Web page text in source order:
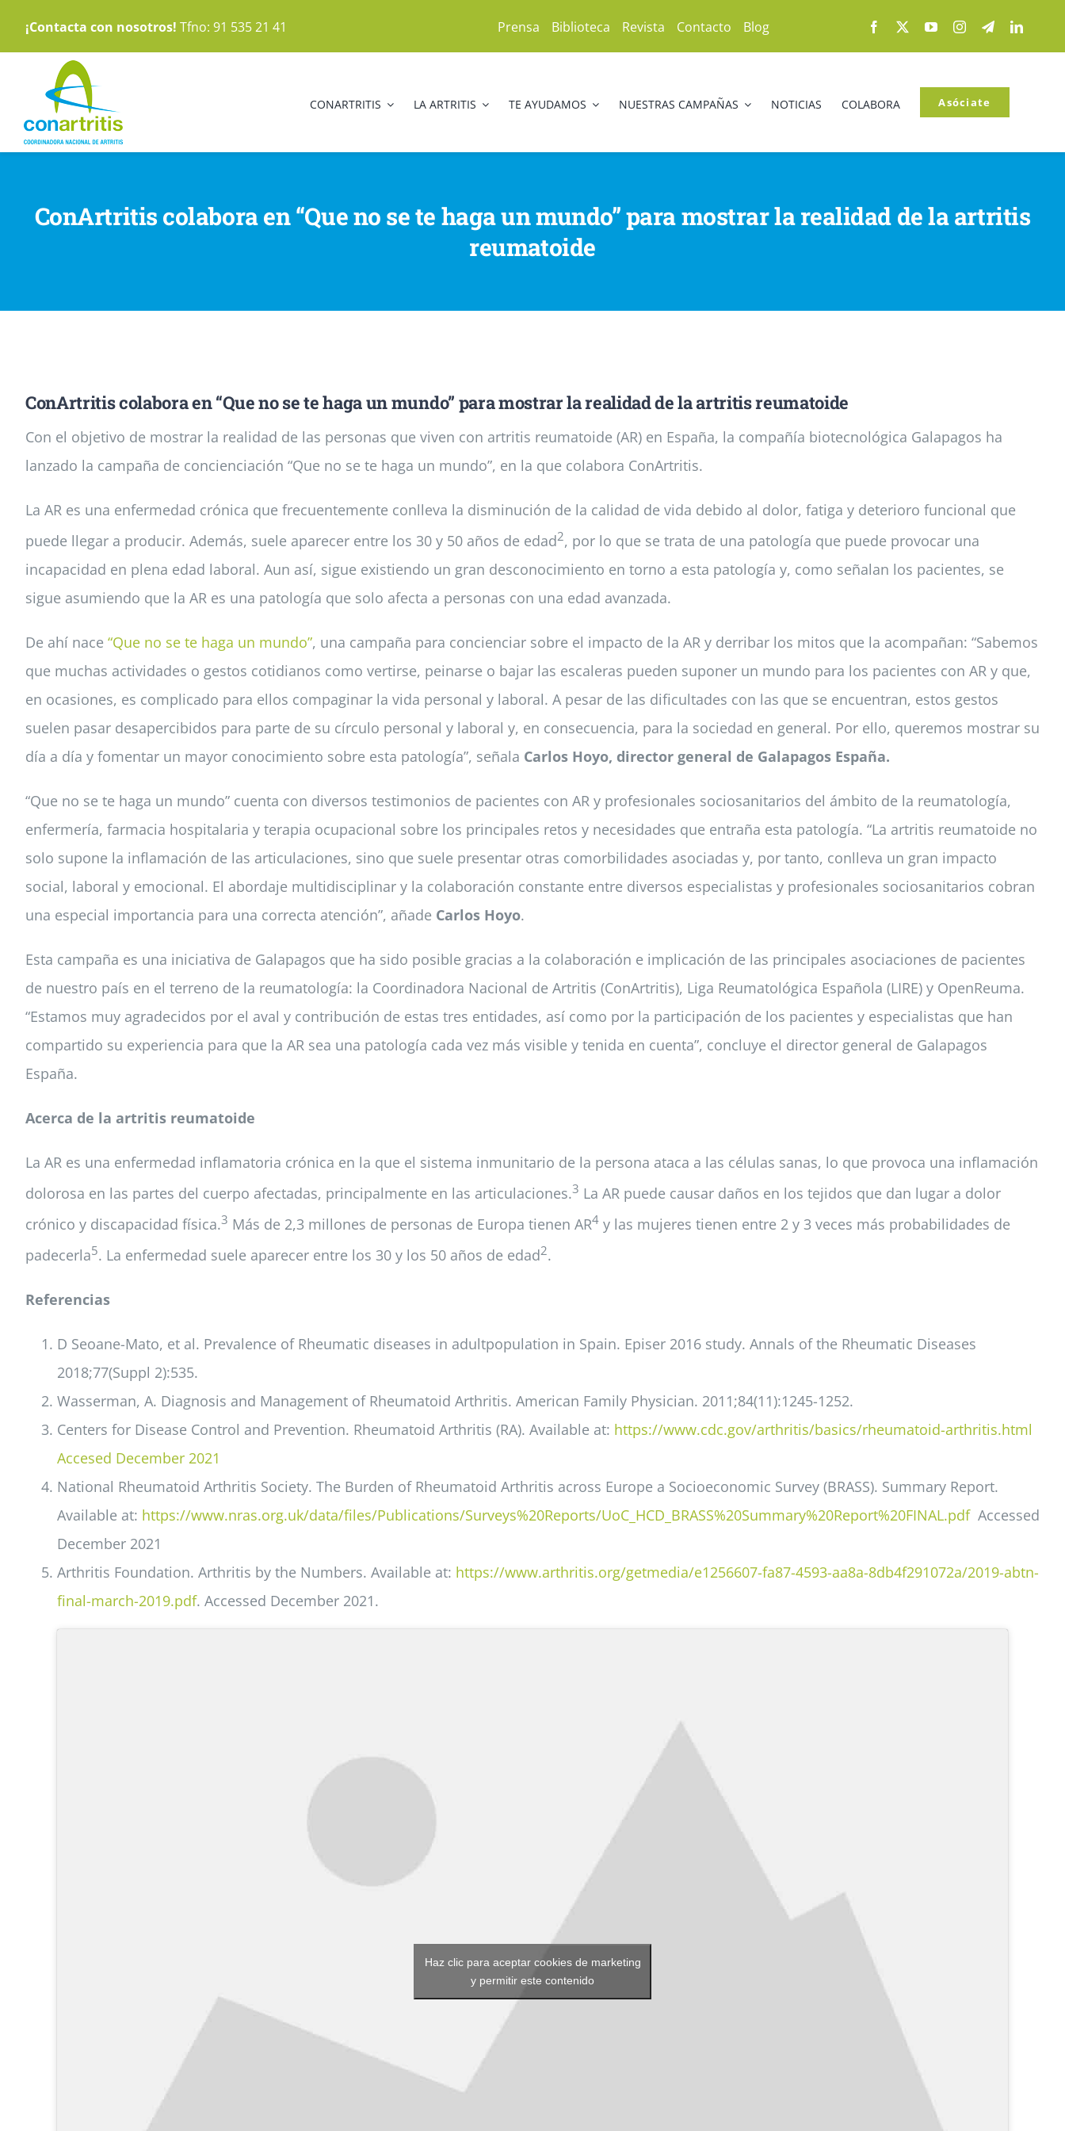
contenido
¡Contacta con nosotros! Tfno: 91 535 21 41 Prensa Biblioteca Revista Contacto Blog
CONARTRITIS LA ARTRITIS TE AYUDAMOS NUESTRAS CAMPAÑAS NOTICIAS COLABORA Asóciate
ConArtritis colabora en “Que no se te haga un mundo” para mostrar la realidad de la artritis
reumatoide
ConArtritis colabora en “Que no se te haga un mundo” para mostrar la realidad de la artritis reumatoide
Con el objetivo de mostrar la realidad de las personas que viven con artritis reumatoide (AR) en España, la compañía biotecnológica Galapagos ha
lanzado la campaña de concienciación “Que no se te haga un mundo”, en la que colabora ConArtritis.
La AR es una enfermedad crónica que frecuentemente conlleva la disminución de la calidad de vida debido al dolor, fatiga y deterioro funcional que
puede llegar a producir. Además, suele aparecer entre los 30 y 50 años de edad2, por lo que se trata de una patología que puede provocar una
incapacidad en plena edad laboral. Aun así, sigue existiendo un gran desconocimiento en torno a esta patología y, como señalan los pacientes, se
sigue asumiendo que la AR es una patología que solo afecta a personas con una edad avanzada.
De ahí nace “Que no se te haga un mundo”, una campaña para concienciar sobre el impacto de la AR y derribar los mitos que la acompañan: “Sabemos
que muchas actividades o gestos cotidianos como vertirse, peinarse o bajar las escaleras pueden suponer un mundo para los pacientes con AR y que,
en ocasiones, es complicado para ellos compaginar la vida personal y laboral. A pesar de las dificultades con las que se encuentran, estos gestos
suelen pasar desapercibidos para parte de su círculo personal y laboral y, en consecuencia, para la sociedad en general. Por ello, queremos mostrar su
día a día y fomentar un mayor conocimiento sobre esta patología”, señala Carlos Hoyo, director general de Galapagos España.
“Que no se te haga un mundo” cuenta con diversos testimonios de pacientes con AR y profesionales sociosanitarios del ámbito de la reumatología,
enfermería, farmacia hospitalaria y terapia ocupacional sobre los principales retos y necesidades que entraña esta patología. “La artritis reumatoide no
solo supone la inflamación de las articulaciones, sino que suele presentar otras comorbilidades asociadas y, por tanto, conlleva un gran impacto
social, laboral y emocional. El abordaje multidisciplinar y la colaboración constante entre diversos especialistas y profesionales sociosanitarios cobran
una especial importancia para una correcta atención”, añade Carlos Hoyo.
Esta campaña es una iniciativa de Galapagos que ha sido posible gracias a la colaboración e implicación de las principales asociaciones de pacientes
de nuestro país en el terreno de la reumatología: la Coordinadora Nacional de Artritis (ConArtritis), Liga Reumatológica Española (LIRE) y OpenReuma.
“Estamos muy agradecidos por el aval y contribución de estas tres entidades, así como por la participación de los pacientes y especialistas que han
compartido su experiencia para que la AR sea una patología cada vez más visible y tenida en cuenta”, concluye el director general de Galapagos
España.
Acerca de la artritis reumatoide
La AR es una enfermedad inflamatoria crónica en la que el sistema inmunitario de la persona ataca a las células sanas, lo que provoca una inflamación
dolorosa en las partes del cuerpo afectadas, principalmente en las articulaciones.3 La AR puede causar daños en los tejidos que dan lugar a dolor
crónico y discapacidad física.3 Más de 2,3 millones de personas de Europa tienen AR4 y las mujeres tienen entre 2 y 3 veces más probabilidades de
padecerla5. La enfermedad suele aparecer entre los 30 y los 50 años de edad2.
Referencias
D Seoane-Mato, et al. Prevalence of Rheumatic diseases in adultpopulation in Spain. Episer 2016 study. Annals of the Rheumatic Diseases
2018;77(Suppl 2):535.
Wasserman, A. Diagnosis and Management of Rheumatoid Arthritis. American Family Physician. 2011;84(11):1245-1252.
Centers for Disease Control and Prevention. Rheumatoid Arthritis (RA). Available at: https://www.cdc.gov/arthritis/basics/rheumatoid-arthritis.html
Accesed December 2021
National Rheumatoid Arthritis Society. The Burden of Rheumatoid Arthritis across Europe a Socioeconomic Survey (BRASS). Summary Report.
Available at: https://www.nras.org.uk/data/files/Publications/Surveys%20Reports/UoC_HCD_BRASS%20Summary%20Report%20FINAL.pdfAccessed
December 2021
Arthritis Foundation. Arthritis by the Numbers. Available at: https://www.arthritis.org/getmedia/e1256607-fa87-4593-aa8a-8db4f291072a/2019-abtn-
final-march-2019.pdf. Accessed December 2021.
Haz clic para aceptar cookies de marketing
y permitir este contenido